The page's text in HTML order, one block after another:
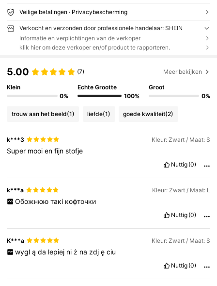
Veilige betalingen · Privacybescherming
Verkocht en verzonden door professionele handelaar: SHEIN
Informatie en verplichtingen van de verkoper
klik hier om deze verkoper en/of product te rapporteren.
5.00 (7) Meer bekijken
Klein
0%
Echte Grootte
100%
Groot
0%
trouw aan het beeld(1) liefde(1) goede kwaliteit(2)
k***3 Kleur: Zwart / Maat: S
Super mooienfijnstofje
Nuttig (0)
k***a Kleur: Zwart / Maat: L
Обожнюю такі кофточки
Nuttig (0)
K***a Kleur: Zwart / Maat: S
wygl ą da lepiej ni ż na zdj ę ciu
Nuttig (0)